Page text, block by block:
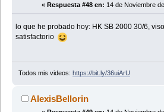
« Respuesta #48 en: 14 de Noviembre
lo que he probado hoy: HK SB 2000 30/6,
satisfactorio
Todos mis videos: https://bit.ly/36uiArU
AlexisBellorin